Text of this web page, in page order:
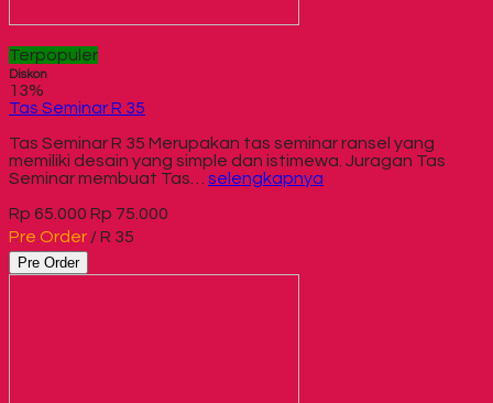
Terpopuler
Diskon
13%
Tas Seminar R 35
Tas Seminar R 35 Merupakan tas seminar ransel yang
memiliki desain yang simple dan istimewa. Juragan Tas
Seminar membuat Tas… selengkapnya
Rp 65.000 Rp 75.000
Pre Order / R 35
Pre Order